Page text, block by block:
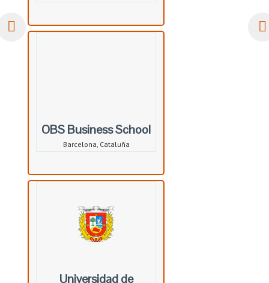
OBS Business School
Barcelona, Cataluña
Universidad de